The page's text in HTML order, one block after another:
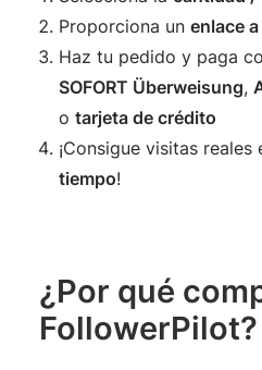
Proporciona un enlace
Haz tu pedido y paga
SOFORT Überweisung,
o tarjeta de crédito
¡Consigue visitas reales
tiempo!
¿Por qué
FollowerPilot?